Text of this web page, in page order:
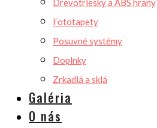
Drevotriesky a ABS hrany
Fototapety
Posuvné systémy
Doplnky
Zrkadlá a sklá
Galéria
O nás